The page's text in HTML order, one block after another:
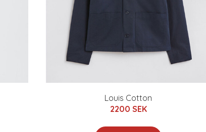
Louis Cotton
2200 SEK